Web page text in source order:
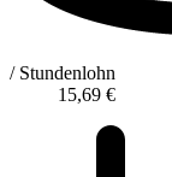
/ Stundenlohn
15,69 €